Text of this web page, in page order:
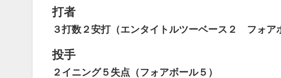
打者
３打数２安打（エンタイトルツーベース２ フォア
投手
２イニング５失点（フォアボール５）